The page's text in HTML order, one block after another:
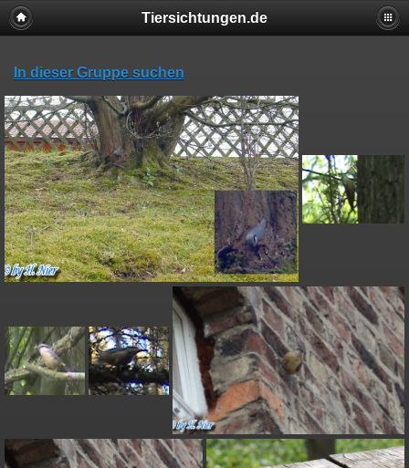
Tiersichtungen.de
In dieser Gruppe suchen